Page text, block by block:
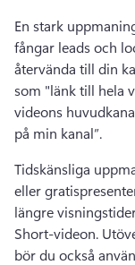
En stark
fångar leads och
återvända till din
som "länk till hela
videons
på min kanal”.
Tidskänsliga
eller
längre
Short-videon.
bör du också